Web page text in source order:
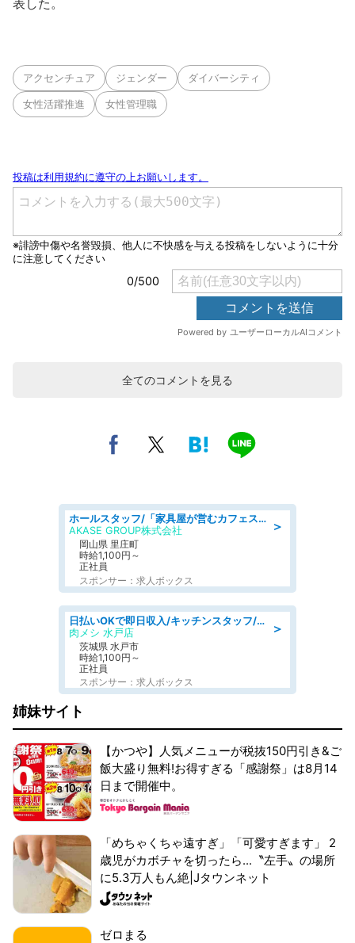
表した。
アクセンチュア ジェンダー ダイバーシティ
女性活躍推進 女性管理職
全てのコメントを見る
＞
ホールスタッフ/「家具屋が営むカフェスタッフ!」週2日～OK!嬉しいまかない付き/岡山県/浅口郡里庄町
AKASE GROUP株式会社
岡山県 里庄町
時給1,100円～
正社員
スポンサー：求人ボックス
＞
日払いOKで即日収入/キッチンスタッフ/「原付免許必須」デリバリー業務など、自己成長可能な幅広い仕事に挑戦!髪型自由&ピアス・ネイルOK/茨城県/水戸市
肉メシ 水戸店
茨城県 水戸市
時給1,100円～
正社員
スポンサー：求人ボックス
姉妹サイト
【かつや】人気メニューが税抜150円引き&ご
飯大盛り無料!お得すぎる「感謝祭」は8月14
日まで開催中。
「めちゃくちゃ遠すぎ」「可愛すぎます」 2
歳児がカボチャを切ったら...〝左手〟の場所
に5.3万人もん絶|Jタウンネット
ゼロまる